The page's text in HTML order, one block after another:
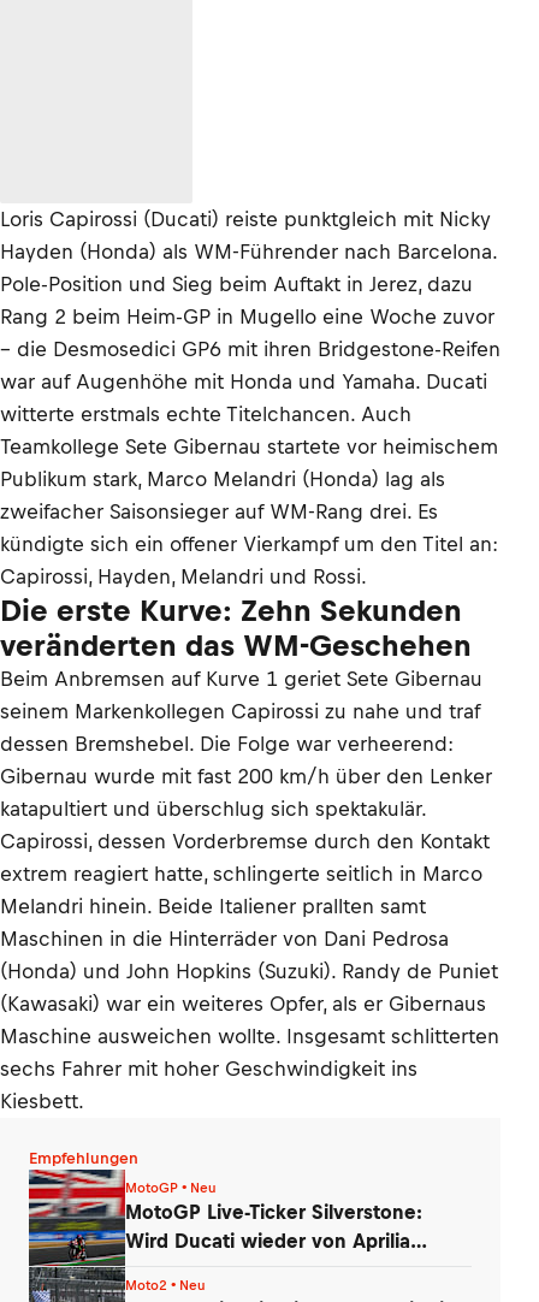
Loris Capirossi (Ducati) reiste punktgleich mit Nicky
Hayden (Honda) als WM-Führender nach Barcelona.
Pole-Position und Sieg beim Auftakt in Jerez, dazu
Rang 2 beim Heim-GP in Mugello eine Woche zuvor
– die Desmosedici GP6 mit ihren Bridgestone-Reifen
war auf Augenhöhe mit Honda und Yamaha. Ducati
witterte erstmals echte Titelchancen. Auch
Teamkollege Sete Gibernau startete vor heimischem
Publikum stark, Marco Melandri (Honda) lag als
zweifacher Saisonsieger auf WM-Rang drei. Es
kündigte sich ein offener Vierkampf um den Titel an:
Capirossi, Hayden, Melandri und Rossi.
Die erste Kurve: Zehn Sekunden
veränderten das WM-Geschehen
Beim Anbremsen auf Kurve 1 geriet Sete Gibernau
seinem Markenkollegen Capirossi zu nahe und traf
dessen Bremshebel. Die Folge war verheerend:
Gibernau wurde mit fast 200 km/h über den Lenker
katapultiert und überschlug sich spektakulär.
Capirossi, dessen Vorderbremse durch den Kontakt
extrem reagiert hatte, schlingerte seitlich in Marco
Melandri hinein. Beide Italiener prallten samt
Maschinen in die Hinterräder von Dani Pedrosa
(Honda) und John Hopkins (Suzuki). Randy de Puniet
(Kawasaki) war ein weiteres Opfer, als er Gibernaus
Maschine ausweichen wollte. Insgesamt schlitterten
sechs Fahrer mit hoher Geschwindigkeit ins
Kiesbett.
Empfehlungen
MotoGP • Neu
MotoGP Live-Ticker Silverstone:
Wird Ducati wieder von Aprilia
Moto2 • Neu